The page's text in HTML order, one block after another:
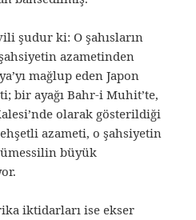
azametinden
mağlup eden Japon
bir ayağı Bahr-i Muhit’te,
olarak gösterildiği
azameti, o şahsiyetin
büyük
iktidarları ise ekser